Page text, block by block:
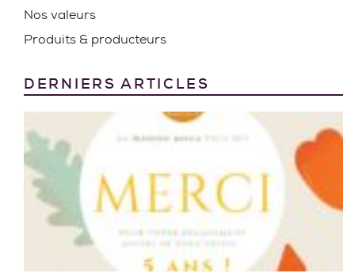
Nos valeurs
Produits & producteurs
DERNIERS ARTICLES